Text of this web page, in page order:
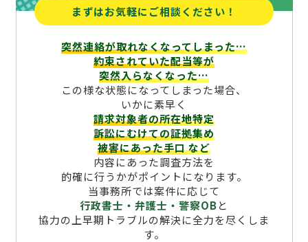
まずはお気軽にご相談ください！
突然連絡が取れなくなってしまった…
約束されていた配当等が
突然入らなくなった…
この様な状態になってしまった場合、
いかに素早く
請求対象者の所在地特定
訴訟にむけての証拠集め
被害にあった手口など
内容にあった調査方法を
的確に行うかがポイントになります。
当事務所では案件に応じて
行政書士・弁護士・警察OBと
協力の上早期トラブルの解決に全力を尽くしま
す。